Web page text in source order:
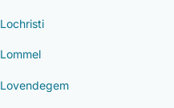
Lochristi
Lommel
Lovendegem